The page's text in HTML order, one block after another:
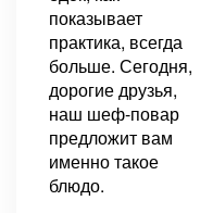
показывает
практика, всегда
больше. Сегодня,
дорогие друзья,
наш шеф-повар
предложит вам
именно такое
блюдо.